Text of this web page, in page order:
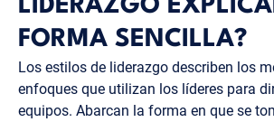
LIDERAZGO
FORMA SENCILLA?
Los estilos de liderazgo describen los
enfoques que utilizan los líderes para
equipos. Abarcan la forma en que se